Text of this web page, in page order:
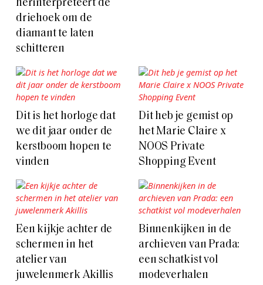
herinterpreteert de
driehoek om de
diamant te laten
schitteren
Dit is het horloge dat
we dit jaar onder de
kerstboom hopen te
vinden
Dit heb je gemist op
het Marie Claire x
NOOS Private
Shopping Event
Een kijkje achter de
schermen in het
atelier van
juwelenmerk Akillis
Binnenkijken in de
archieven van Prada:
een schatkist vol
modeverhalen